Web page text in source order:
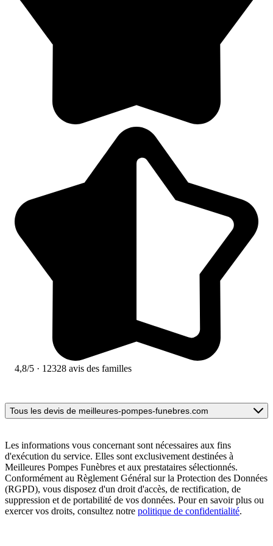
4,8/5 · 12328 avis des familles
Tous les devis de meilleures-pompes-funebres.com
Les informations vous concernant sont nécessaires aux fins
d'exécution du service. Elles sont exclusivement destinées à
Meilleures Pompes Funèbres et aux prestataires sélectionnés.
Conformément au Règlement Général sur la Protection des Données
(RGPD), vous disposez d'un droit d'accès, de rectification, de
suppression et de portabilité de vos données. Pour en savoir plus ou
exercer vos droits, consultez notre politique de confidentialité.